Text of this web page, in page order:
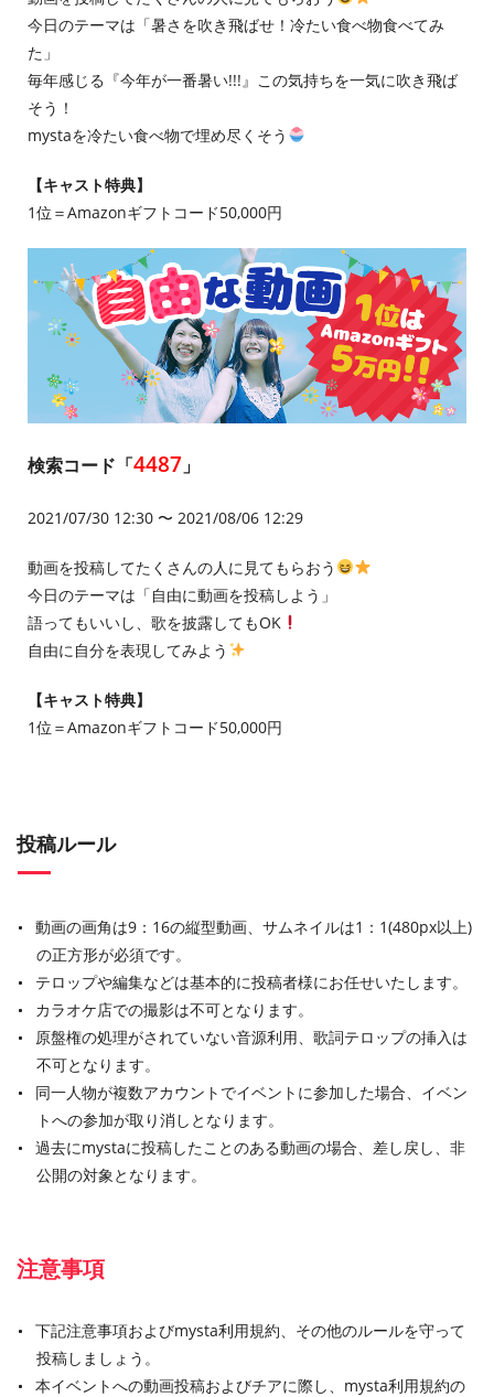
今日のテーマは「暑さを吹き飛ばせ！冷たい食べ物食べてみ
た」
毎年感じる『今年が一番暑い!!!』この気持ちを一気に吹き飛ば
そう！
mystaを冷たい食べ物で埋め尽くそう
【キャスト特典】
1位＝Amazonギフトコード50,000円
検索コード「4487 」
2021/07/30 12:30 〜 2021/08/06 12:29
動画を投稿してたくさんの人に見てもらおう
今日のテーマは「自由に動画を投稿しよう」
語ってもいいし、歌を披露してもOK
自由に自分を表現してみよう
【キャスト特典】
1位＝Amazonギフトコード50,000円
投稿ルール
動画の画角は9：16の縦型動画、サムネイルは1：1(480px以上)
の正方形が必須です。
テロップや編集などは基本的に投稿者様にお任せいたします。
カラオケ店での撮影は不可となります。
原盤権の処理がされていない音源利用、歌詞テロップの挿入は
不可となります。
同一人物が複数アカウントでイベントに参加した場合、イベン
トへの参加が取り消しとなります。
過去にmystaに投稿したことのある動画の場合、差し戻し、非
公開の対象となります。
注意事項
下記注意事項およびmysta利用規約、その他のルールを守って
投稿しましょう。
本イベントへの動画投稿およびチアに際し、mysta利用規約の